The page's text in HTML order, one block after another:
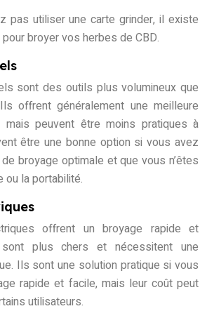
pas utiliser une carte grinder, il existe
broyer vos herbes de CBD.
sont des outils plus volumineux que
offrent généralement une meilleure
mais peuvent être moins pratiques à
être une bonne option si vous avez
broyage optimale et que vous n’êtes
ou la portabilité.
offrent un broyage rapide et
plus chers et nécessitent une
Ils sont une solution pratique si vous
rapide et facile, mais leur coût peut
utilisateurs.